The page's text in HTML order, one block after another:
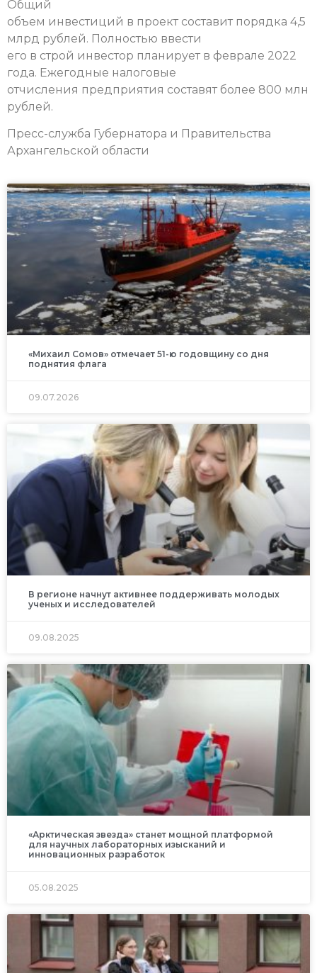
Общий
объем инвестиций в проект составит порядка 4,5
млрд рублей. Полностью ввести
его в строй инвестор планирует в феврале 2022
года. Ежегодные налоговые
отчисления предприятия составят более 800 млн
рублей.
Пресс-служба Губернатора и Правительства
Архангельской области
«Михаил Сомов» отмечает 51-ю годовщину со дня
поднятия флага
09.07.2026
В регионе начнут активнее поддерживать молодых
ученых и исследователей
09.08.2025
«Арктическая звезда» станет мощной платформой
для научных лабораторных изысканий и
инновационных разработок
05.08.2025